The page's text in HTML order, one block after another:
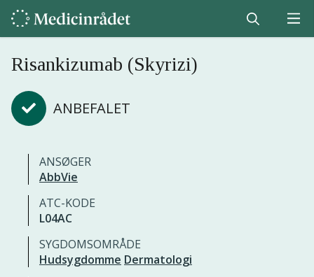
Risankizumab (Skyrizi)
ANBEFALET
ANSØGER
AbbVie
ATC-KODE
L04AC
SYGDOMSOMRÅDE
Hudsygdomme Dermatologi